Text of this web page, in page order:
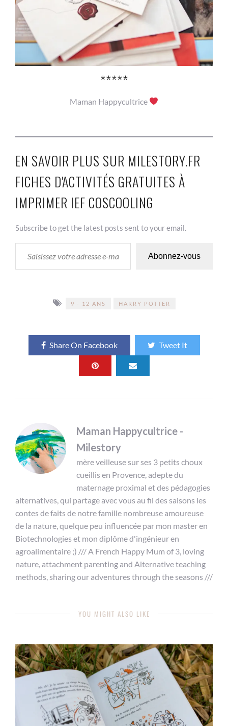
*****
Maman Happycultrice
EN SAVOIR PLUS SUR MILESTORY.FR
FICHES D'ACTIVITÉS GRATUITES À
IMPRIMER IEF COSCOOLING
Subscribe to get the latest posts sent to your email.
SAISISSEZ VOTRE ADRESSE E-MAIL…
Abonnez-vous
9 - 12 ANS HARRY POTTER
Share On Facebook Tweet It
Maman Happycultrice -
Milestory
mère veilleuse sur ses 3 petits choux
cueillis en Provence, adepte du
maternage proximal et des pédagogies
alternatives, qui partage avec vous au fil des saisons les
contes de faits de notre famille nombreuse amoureuse
de la nature, quelque peu influencée par mon master en
Biotechnologies et mon diplôme d'ingénieur en
agroalimentaire ;) /// A French Happy Mum of 3, loving
nature, attachment parenting and Alternative teaching
methods, sharing our adventures through the seasons ///
YOU MIGHT ALSO LIKE